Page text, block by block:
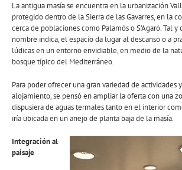
La antigua masía se encuentra en la urbanización
protegido dentro de la Sierra de las Gavarres, en la
cerca de poblaciones como Palamós o S’Agaró. Tal
nombre indica, el espacio da lugar al descanso o a
lúdicas en un entorno envidiable, en medio de la
bosque típico del Mediterráneo.
Para poder ofrecer una gran variedad de actividades
alojamiento, se pensó en ampliar la oferta con una
dispusiera de aguas termales tanto en el interior
iría ubicada en un anejo de planta baja de la masía.
Integración al
paisaje